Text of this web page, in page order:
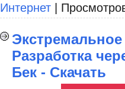
Интернет |
Разработка
Бек - Скачать